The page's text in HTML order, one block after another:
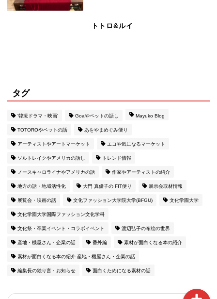
トトロ&ルイ
タグ
'韓流ドラマ・映画' Goaやペットの話し Mayuko Blog
TOTOROやペットの話 あをやまめぐみ便り
アーティストやアートマーケット エコや気になるマーケット
ソルトレイクやアメリカの話し トレンド情報
ノースキャロライナやアメリカの話 作家やアーティストの紹介
地方の話・地域活性化 大門 真優子の FIT便り 展示会取材情報
展覧会・映画の話 文化ファッション大学院大学(BFGU) 文化学園大学
文化学園大学国際ファッション文化学科
文化祭・卒業イベント・コラボイベント 渡辺弘子の布絵の世界
産地・機屋さん・企業の話 番外編 素材が面白くなる本の紹介
素材が面白くなる本の紹介 産地・機屋さん・企業の話
編集長の独り言・お知らせ 面白くためになる素材の話
ホーム
MESSAGE
素材が面白くなる『テキ
編集長プロフィール